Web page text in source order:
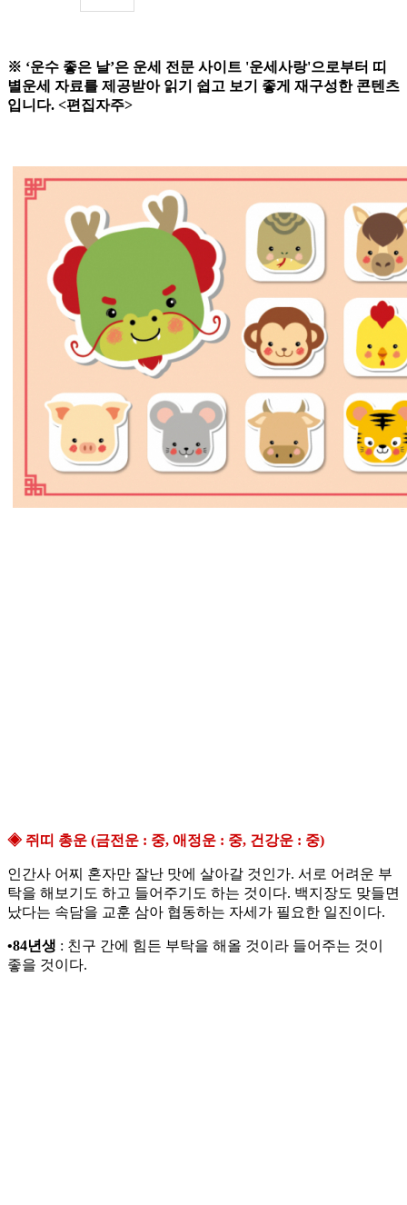
※ ‘운수 좋은 날’은 운세 전문 사이트 '운세사랑'으로부터 띠
별운세 자료를 제공받아 읽기 쉽고 보기 좋게 재구성한 콘텐츠
입니다. <편집자주>
◈ 쥐띠 총운 (금전운 : 중, 애정운 : 중, 건강운 : 중)
인간사 어찌 혼자만 잘난 맛에 살아갈 것인가. 서로 어려운 부
탁을 해보기도 하고 들어주기도 하는 것이다. 백지장도 맞들면
났다는 속담을 교훈 삼아 협동하는 자세가 필요한 일진이다.
•84년생 : 친구 간에 힘든 부탁을 해올 것이라 들어주는 것이
좋을 것이다.